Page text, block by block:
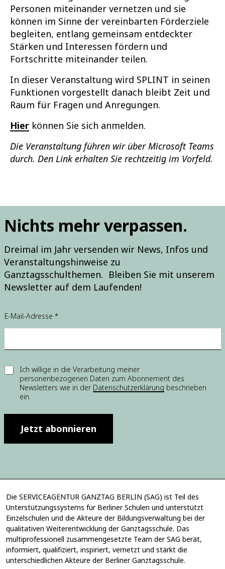
Personen miteinander vernetzen und sie
können im Sinne der vereinbarten Förderziele
begleiten, entlang gemeinsam entdeckter
Stärken und Interessen fördern und
Fortschritte miteinander teilen.
In dieser Veranstaltung wird SPLINT in seinen
Funktionen vorgestellt danach bleibt Zeit und
Raum für Fragen und Anregungen.
Hierkönnen Sie sich anmelden.
Die Veranstaltung führen wir über Microsoft Teams
durch. Den Link erhalten Sie rechtzeitig im Vorfeld.
Nichts mehr verpassen.
Dreimal im Jahr versenden wir News, Infos und
Veranstaltungshinweise zu
Ganztagsschulthemen. Bleiben Sie mit unserem
Newsletter auf dem Laufenden!
E-Mail-Adresse *
-
s
*
E
M
-
E
g
Ich willige in die Verarbeitung meiner
personenbezogenen Daten zum Abonnement des
Newsletters wie in der Datenschutzerklärung beschrieben
ein.
Jetzt abonnieren
Die SERVICEAGENTUR GANZTAG BERLIN (SAG) ist Teil des
Unterstützungssystems für Berliner Schulen und unterstützt
Einzelschulen und die Akteure der Bildungsverwaltung bei der
qualitativen Weiterentwicklung der Ganztagsschule. Das
multiprofessionell zusammengesetzte Team der SAG berät,
informiert, qualifiziert, inspiriert, vernetzt und stärkt die
unterschiedlichen Akteure der Berliner Ganztagsschule.